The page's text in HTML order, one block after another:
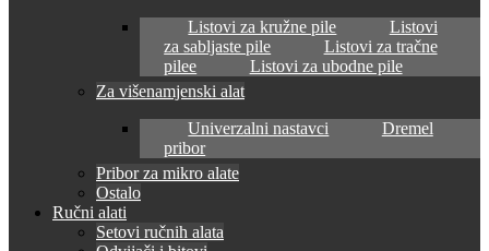
Listovi za kružne pile
Listovi
za sabljaste pile
Listovi za tračne
pilee
Listovi za ubodne pile
Za višenamjenski alat
Univerzalni nastavci
Dremel
pribor
Pribor za mikro alate
Ostalo
Ručni alati
Setovi ručnih alata